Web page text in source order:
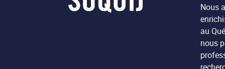
Nous
au
nous